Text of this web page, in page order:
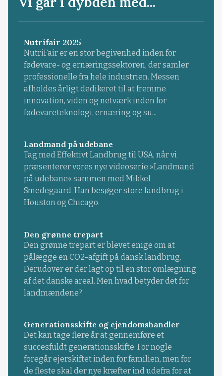
Nutrifair 2025
NutriFair er en stor begivenhed inden for
fødevare- og ernæringssektoren, der samler
professionelle fra hele industrien. Messen
afholdes årligt dedikeret til at fremme
innovation, viden og netværk inden for
fødevareteknologi, ernæring og su...
Landmand på udebane
Tag med Effektivt Landbrug til USA, når vi
præsenterer vores nye videoserie »Landmand
på udebane« sammen med Mikkel
Smedegaard. Han besøger store landbrug i
Houston og Chicago.
Den grønne trepart
Den grønne trepart er blevet enige om at
pålægge en CO2-afgift på dansk landbrug.
Derudover er der lagt op til en stor omlægning
af det danske areal. Men hvad betyder det for
landmændene?
Generationsskifte og ejendomshandler
Det kan tage flere år at gennemføre et
succesfuldt generationsskifte. For nogle
foregår ejerskiftet inden for familien, men for
de fleste skal der nye kræfter ind udefra for at